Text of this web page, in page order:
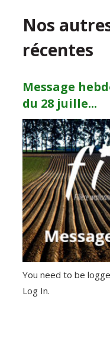
Nos
récentes
Message
du 28 juille...
You need to be
Log In.